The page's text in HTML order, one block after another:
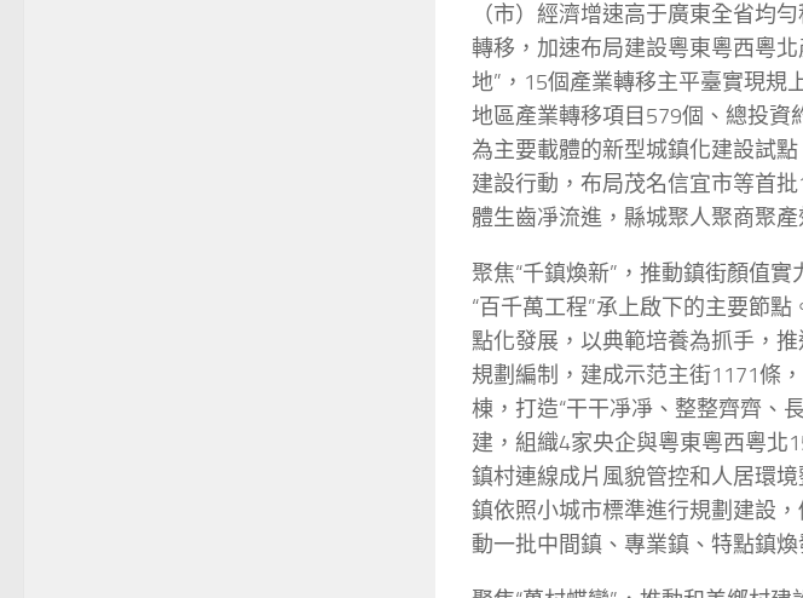
（市）經濟增速高于廣東全省均
轉移，加速布局建設粵東粵西粵
地”，15個產業轉移主平臺實現規
地區產業轉移項目579個、總投
為主要載體的新型城鎮化建設試
建設行動，布局茂名信宜市等首
體生齒凈流進，縣城聚人聚商聚產
聚焦“千鎮煥新”，推動鎮街顏值
“百千萬工程”承上啟下的主要節
點化發展，以典範培養為抓手，
規劃編制，建成示范主街1171條
棟，打造“干干凈凈、整整齊齊、
建，組織4家央企與粵東粵西粵北
鎮村連線成片風貌管控和人居環
鎮依照小城市標準進行規劃建設
動一批中間鎮、專業鎮、特點鎮